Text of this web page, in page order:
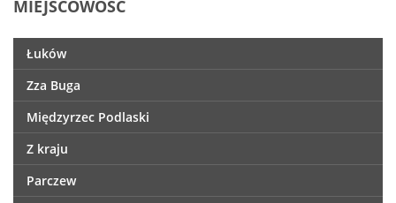
MIEJSCOWOŚĆ
Łuków
Zza Buga
Międzyrzec Podlaski
Z kraju
Parczew